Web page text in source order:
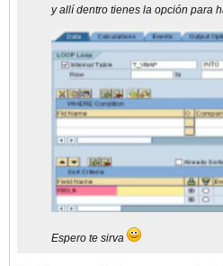
y allí dentro tienes la opción para
Espero te sirva